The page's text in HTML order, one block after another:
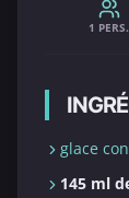
1 PERS.
glace
145 ml